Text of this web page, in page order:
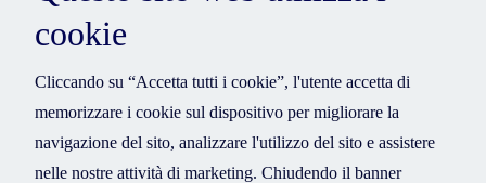
cookie
Cliccando su “Accetta tutti i cookie”, l'utente accetta di
memorizzare i cookie sul dispositivo per migliorare la
navigazione del sito, analizzare l'utilizzo del sito e assistere
nelle nostre attività di marketing. Chiudendo il banner